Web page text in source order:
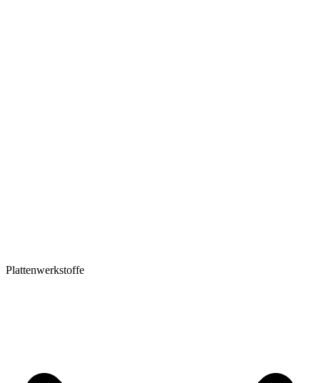
Plattenwerkstoffe